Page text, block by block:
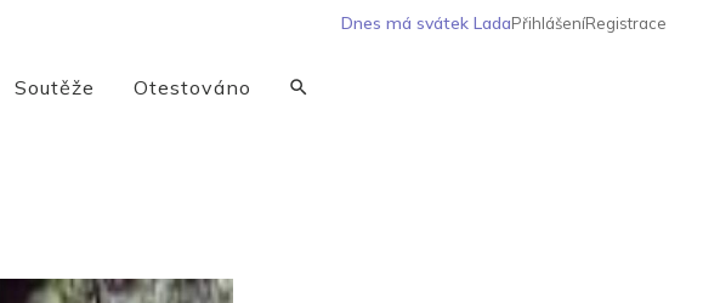
Dnes má svátek LadaPřihlášeníRegistrace
Soutěže Otestováno